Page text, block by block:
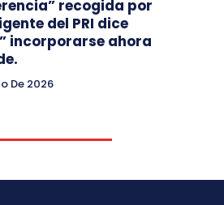
recogida por
del PRI dice
incorporarse ahora
De 2026